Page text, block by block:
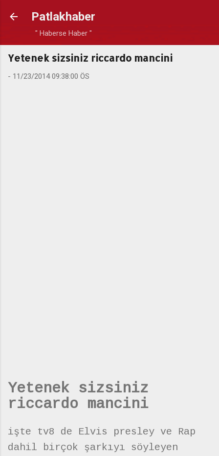
Ana içeriğe atla
Patlakhaber
" Haberse Haber "
Yetenek sizsiniz riccardo mancini
- 11/23/2014 09:38:00 ÖS
Yetenek sizsiniz
riccardo mancini
işte tv8 de Elvis presley ve Rap
dahil birçok şarkıyı söyleyen